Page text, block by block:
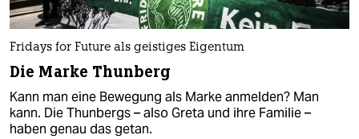
Fridays for Future als geistiges Eigentum
Die Marke Thunberg
Kann man eine Bewegung als Marke anmelden? Man
kann. Die Thunbergs – also Greta und ihre Familie –
haben genau das getan.